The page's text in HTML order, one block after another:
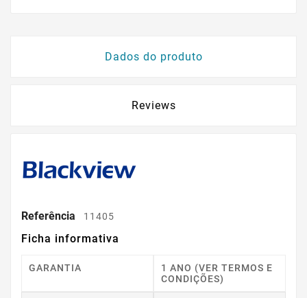
Dados do produto
Reviews
Referência 11405
Ficha informativa
GARANTIA
1 ANO (VER TERMOS E
CONDIÇÕES)